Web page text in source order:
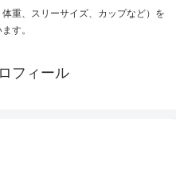
重、スリーサイズ、カップなど）を
す。
フィール